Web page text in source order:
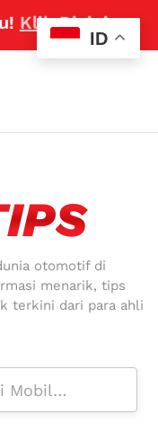
Klik Disini
otomotif di
menarik, tips
terkini dari para ahli
ID